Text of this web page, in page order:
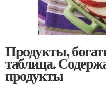
Продукты,
таблица.
продукты